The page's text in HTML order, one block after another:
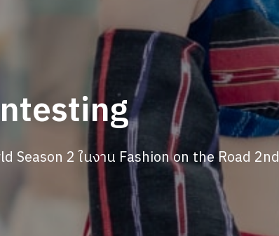
Season 2 ในงาน Fashion on the Road 2nd